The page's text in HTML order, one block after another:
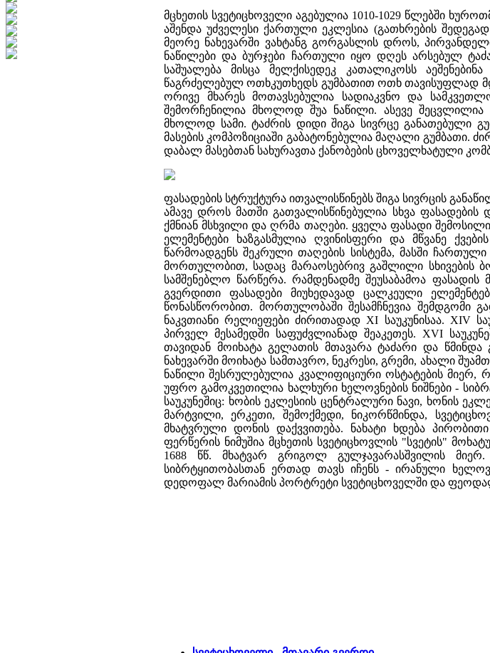
მცხეთის სვეტიცხოველი აგებულია 1010-1029 წლებში
აშენდა უძველესი ქართული ეკლესია (გათხრების შედეგად
მეორე ნახევარში ვახტანგ გორგასლის დროს,
ნაწილები და ბურჯები ჩართული იყო დღეს არსებულ
საშუალება მისცა მელქისედეკ კათალიკოსს
წაგრძელებულ ოთხკუთხედს გუმბათით ოთხ თავისუფლად
ორივე მხარეს მოთავსებულია სადიაკვნო და
შემორჩენილია მხოლოდ შუა ნაწილი. ასევე შეცვლილია
მხოლოდ სამი. ტაძრის დიდი შიგა სივრცე განათებული
მასების კომპოზიციაში გაბატონებულია მაღალი
დაბალ მასებთან სახურავთა ქანობების ცხოველხატული
ფასადების სტრუქტურა ითვალისწინებს შიგა სივრცის
ამავე დროს მათში გათვალისწინებულია სხვა
ქმნიან მსხვილი და ღრმა თაღები. ყველა ფასადი
ელემენტები ხაზგასმულია ღვინისფერი და მწვანე
წარმოადგენს შეკრული თაღების სისტემა, მასში
მორთულობით, სადაც მარაოსებრივ გაშლილი სხივების
სამშენებლო წარწერა. რამდენადმე შეუსაბამოა
გვერდითი ფასადები მიუხედავად ცალკეული
წონასწორობით. მორთულობაში შესამჩნევია შემდგომი
ნაკვთიანი რელიეფები ძირითადად XI საუკუნისაა. XIV
პირველ მესამედში საფუძვლიანად შეაკეთეს. XVI
თავიდან მოიხატა გელათის მთავარა ტაძარი და წმინდა
ნახევარში მოიხატა სამთავრო, ნეკრესი, გრემი, ახალი
ნაწილი შესრულებულია კვალიფიციური ოსტატების
უფრო გამოკვეთილია ხალხური ხელოვნების ნიშნები -
საუკუნეშიც: ხობის ეკლესიის ცენტრალური ნავი, ხონის
მარტვილი, ერკეთი, შემოქმედი, ნიკორწმინდა,
მხატვრული დონის დაქვვითება. ნახატი ხდება
ფერწერის ნიმუშია მცხეთის სვეტიცხოვლის "სვეტის"
1688 წწ. მხატვარ გრიგოლ გულჯავარასშვილის
სიბრტყითობასთან ერთად თავს იჩენს - ირანული
დედოფალ მარიამის პორტრეტი სვეტიცხოველში და